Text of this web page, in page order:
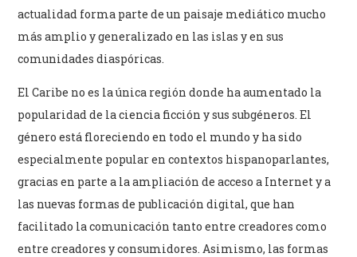
actualidad forma parte de un paisaje mediático mucho
más amplio y generalizado en las islas y en sus
comunidades diaspóricas.
El Caribe no es la única región donde ha aumentado la
popularidad de la ciencia ficción y sus subgéneros. El
género está floreciendo en todo el mundo y ha sido
especialmente popular en contextos hispanoparlantes,
gracias en parte a la ampliación de acceso a Internet y a
las nuevas formas de publicación digital, que han
facilitado la comunicación tanto entre creadores como
entre creadores y consumidores. Asimismo, las formas